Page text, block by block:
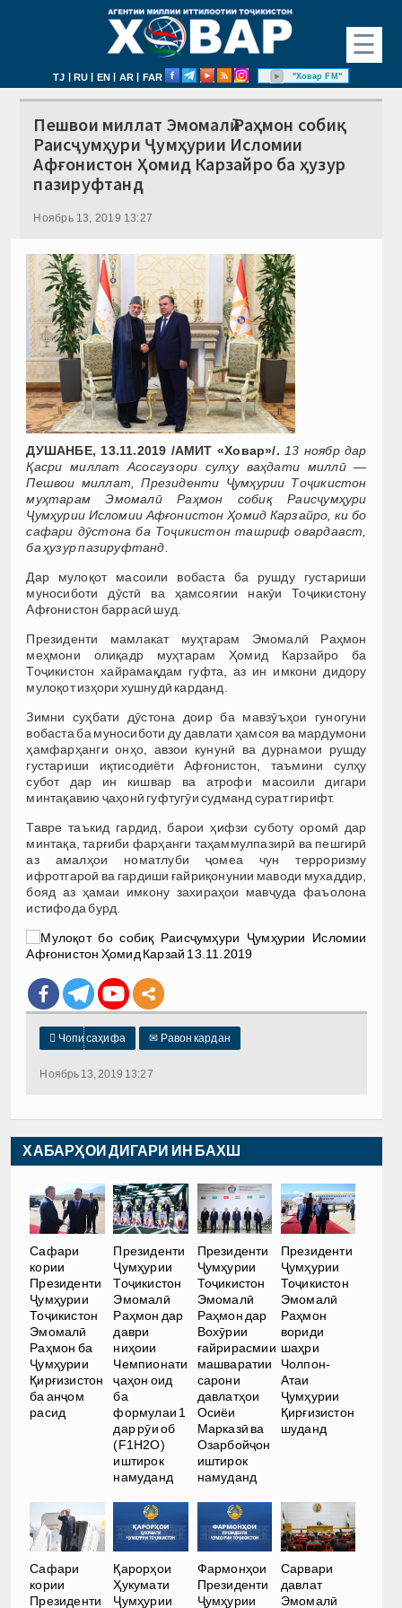
☰
TJ | RU | EN | AR | FAR "Ховар FM"
Пешвои миллат Эмомалӣ Раҳмон собиқ
Раисҷумҳури Ҷумҳурии Исломии
Афғонистон Ҳомид Карзайро ба ҳузур
пазируфтанд
Ноябрь 13, 2019 13:27
ДУШАНБЕ, 13.11.2019 /АМИТ «Ховар»/. 13 ноябр дар
Қасри миллат Асосгузори сулҳу ваҳдати миллӣ —
Пешвои миллат, Президенти Ҷумҳурии Тоҷикистон
муҳтарам Эмомалӣ Раҳмон собиқ Раисҷумҳури
Ҷумҳурии Исломии Афғонистон Ҳомид Карзайро, ки бо
сафари дӯстона ба Тоҷикистон ташриф овардааст,
ба ҳузур пазируфтанд.
Дар мулоқот масоили вобаста ба рушду густариши
муносиботи дӯстӣ ва ҳамсоягии накӯи Тоҷикистону
Афғонистон баррасӣ шуд.
Президенти мамлакат муҳтарам Эмомалӣ Раҳмон
меҳмони олиқадр муҳтарам Ҳомид Карзайро ба
Тоҷикистон хайрамақдам гуфта, аз ин имкони дидору
мулоқот изҳори хушнудӣ карданд.
Зимни суҳбати дӯстона доир ба мавзӯъҳои гуногуни
вобаста ба муносиботи ду давлати ҳамсоя ва мардумони
ҳамфарҳанги онҳо, авзои кунунӣ ва дурнамои рушду
густариши иқтисодиёти Афғонистон, таъмини сулҳу
субот дар ин кишвар ва атрофи масоили дигари
минтақавию ҷаҳонӣ гуфтугӯи судманд сурат гирифт.
Тавре таъкид гардид, барои ҳифзи суботу оромӣ дар
минтақа, тарғиби фарҳанги таҳаммулпазирӣ ва пешгирӣ
аз амалҳои номатлуби ҷомеа чун терроризму
ифротгароӣ ва гардиши ғайриқонунии маводи мухаддир,
бояд аз ҳамаи имкону захираҳои мавҷуда фаъолона
истифода бурд.
 Чопи саҳифа ✉ Равон кардан
Ноябрь 13, 2019 13:27
ХАБАРҲОИ ДИГАРИ ИН БАХШ
Сафари
кории
Президенти
Ҷумҳурии
Тоҷикистон
Эмомалӣ
Раҳмон ба
Ҷумҳурии
Қирғизистон
ба анҷом
расид
Президенти
Ҷумҳурии
Тоҷикистон
Эмомалӣ
Раҳмон дар
даври
ниҳоии
Чемпионати
ҷаҳон оид
ба
формулаи 1
дар рӯи об
(F1H2O)
иштирок
намуданд
Президенти
Ҷумҳурии
Тоҷикистон
Эмомалӣ
Раҳмон дар
Вохӯрии
ғайрирасмии
машваратии
сарони
давлатҳои
Осиёи
Марказӣ ва
Озарбойҷон
иштирок
намуданд
Президенти
Ҷумҳурии
Тоҷикистон
Эмомалӣ
Раҳмон
вориди
шаҳри
Чолпон-
Атаи
Ҷумҳурии
Қирғизистон
шуданд
Сафари
кории
Президенти
Қарорҳои
Ҳукумати
Ҷумҳурии
Фармонҳои
Президенти
Ҷумҳурии
Сарвари
давлат
Эмомалӣ